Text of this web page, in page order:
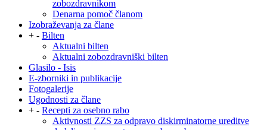
zobozdravnikom
Denarna pomoč članom
Izobraževanja za člane
+ - Bilten
Aktualni bilten
Aktualni zobozdravniški bilten
Glasilo - Isis
E-zborniki in publikacije
Fotogalerije
Ugodnosti za člane
+ - Recepti za osebno rabo
Aktivnosti ZZS za odpravo diskirminatorne ureditve